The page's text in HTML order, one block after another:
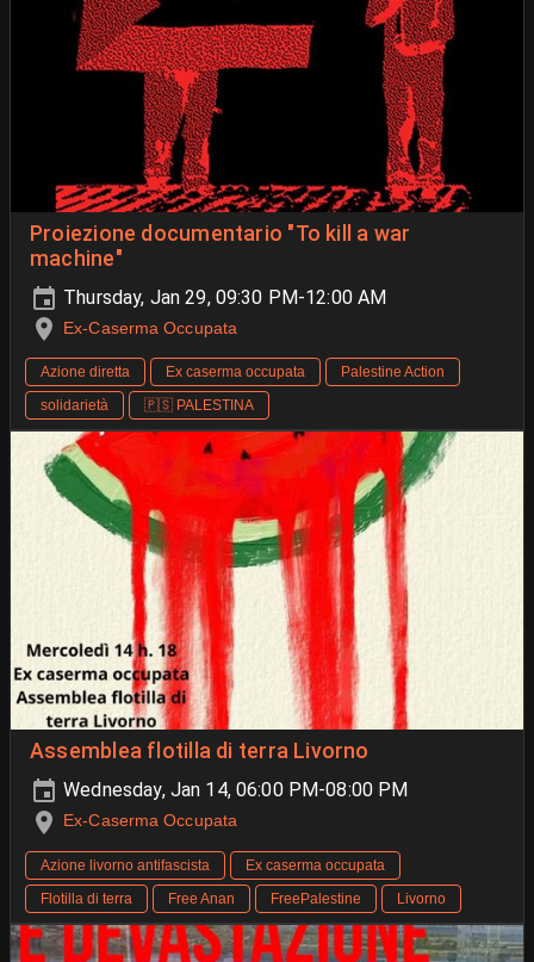
Proiezione documentario "To kill a war
machine"
Thursday, Jan 29, 09:30 PM-12:00 AM
Ex-Caserma Occupata
Azione diretta Ex caserma occupata
Palestine Action
solidarietà
🇵🇸 PALESTINA
Assemblea flotilla di terra Livorno
Wednesday, Jan 14, 06:00 PM-08:00 PM
Ex-Caserma Occupata
Azione livorno antifascista
Ex caserma occupata
Flotilla di terra
Free Anan FreePalestine Livorno